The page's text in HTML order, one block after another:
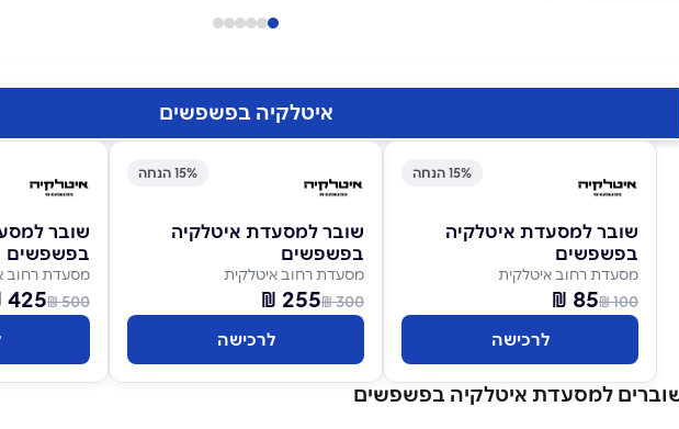
איטלקיה בפשפשים
15% הנחה
שובר למסעדת איטלקיה
בפשפשים
מסעדת רחוב איטלקית
100 ₪
85 ₪
לרכישה
15% הנחה
שובר למסעדת איטלקיה
בפשפשים
מסעדת רחוב איטלקית
300 ₪
255 ₪
לרכישה
שובר
בפשפשים
מסעדת רחוב
500 ₪
425 ₪
למסעדת איטלקיה בפשפשים